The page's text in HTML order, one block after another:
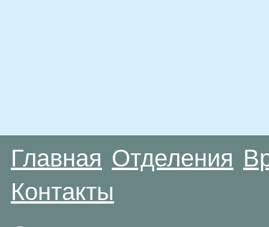
Главная Отделения
Контакты